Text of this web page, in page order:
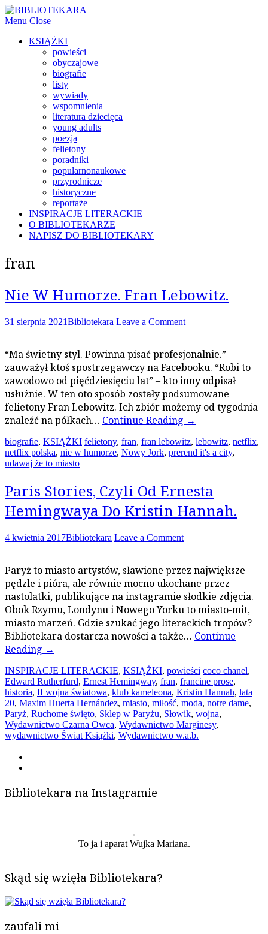
Menu Close
KSIĄŻKI
powieści
obyczajowe
biografie
listy
wywiady
wspomnienia
literatura dziecięca
young adults
poezja
felietony
poradniki
popularnonaukowe
przyrodnicze
historyczne
reportaże
INSPIRACJE LITERACKIE
O BIBLIOTEKARZE
NAPISZ DO BIBLIOTEKARY
fran
Nie W Humorze. Fran Lebowitz.
31 sierpnia 2021Bibliotekara Leave a Comment
“Ma świetny styl. Powinna pisać profesjonalnie.” –
zauważył ktoś spostrzegawczy na Facebooku. “Robi to
zawodowo od pięćdziesięciu lat” – kto inny odpisał
usłużnie. W ten oto sposób zostały podsumowane
felietony Fran Lebowitz. Ich zbiór możemy od tygodnia
znaleźć na półkach… Continue Reading →
biografie, KSIĄŻKI felietony, fran, fran lebowitz, lebowitz, netflix,
netflix polska, nie w humorze, Nowy Jork, prerend it's a city,
udawaj że to miasto
Paris Stories, Czyli Od Ernesta
Hemingwaya Do Kristin Hannah.
4 kwietnia 2017Bibliotekara Leave a Comment
Paryż to miasto artystów, sławione przez największe
pędzle i pióra, ale równie mocno ukochane przez
nastolatki, publikujące na instagramie słodkie zdjęcia.
Obok Rzymu, Londynu i Nowego Yorku to miasto-mit,
miasto marzeń. Gdzie szukać jego literackich tropów?
Bibliotekara dostarcza nowości a także… Continue
Reading →
INSPIRACJE LITERACKIE, KSIĄŻKI, powieści coco chanel,
Edward Rutherfurd, Ernest Hemingway, fran, francine prose,
historia, II wojna światowa, klub kameleona, Kristin Hannah, lata
20, Maxim Huerta Hernández, miasto, miłość, moda, notre dame,
Paryż, Ruchome święto, Sklep w Paryżu, Słowik, wojna,
Wydawnictwo Czarna Owca, Wydawnictwo Marginesy,
wydawnictwo Świat Książki, Wydawnictwo w.a.b.
Bibliotekara na Instagramie
To ja i aparat Wujka Mariana.
Skąd się wzięła Bibliotekara?
zaufali mi